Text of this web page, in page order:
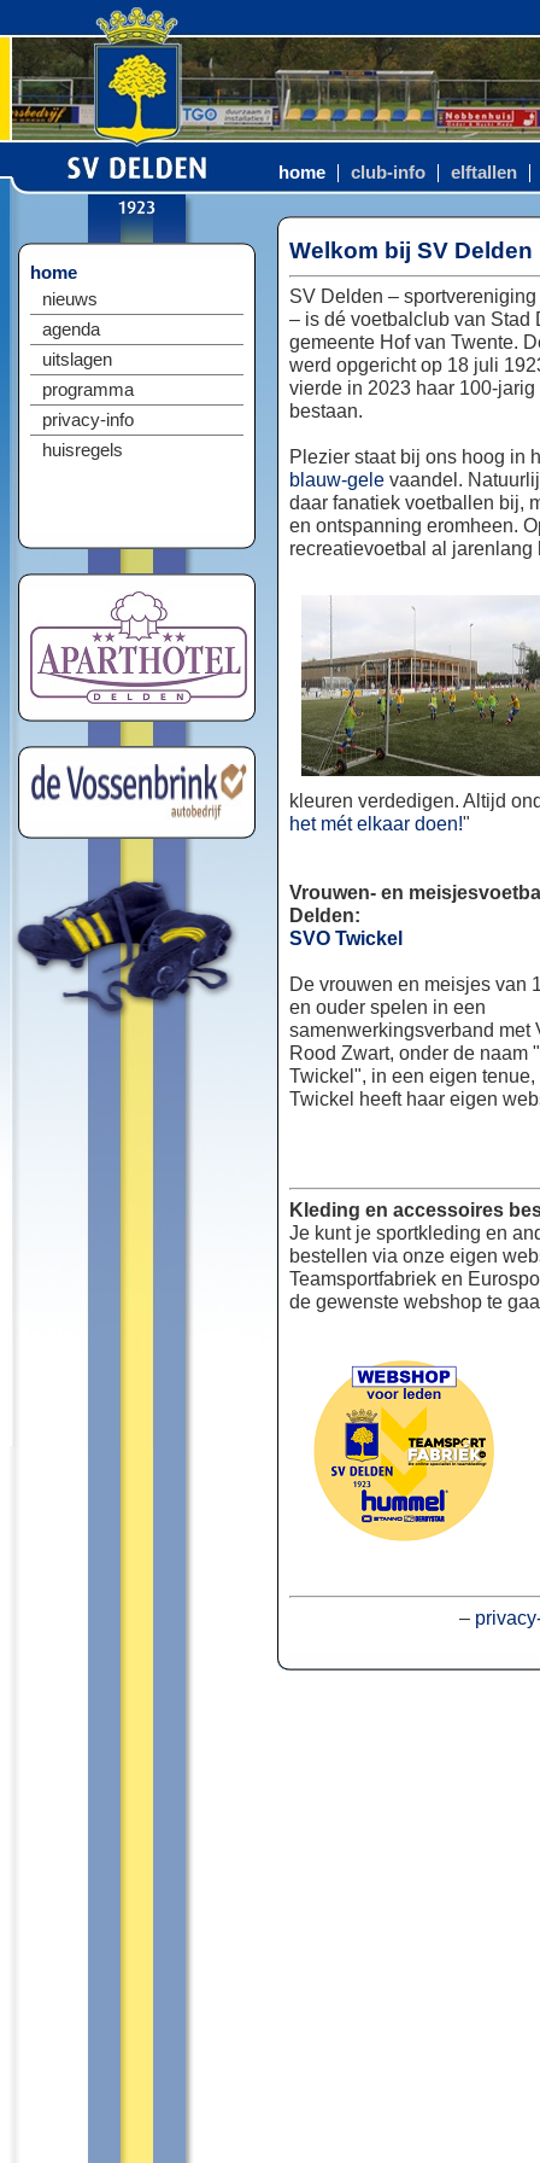
home club-info elftallen
home
nieuws
agenda
uitslagen
programma
privacy-info
huisregels
Welkom bij SV Delden
SV Delden –
– is dé voetbalclub van Stad
gemeente Hof van Twente.
werd opgericht op 18 juli
vierde in 2023 haar 100-jarig
bestaan.
Plezier staat bij ons hoog in
blauw-gele vaandel.
daar fanatiek voetballen bij,
en ontspanning eromheen.
recreatievoetbal al jarenlang
kleuren verdedigen. Altijd
het mét elkaar doen!"
Vrouwen- en
Delden:
SVO Twickel
De vrouwen en meisjes van
en ouder spelen in een
samenwerkingsverband met
Rood Zwart, onder de naam
Twickel", in een eigen
Twickel heeft haar eigen
Kleding en accessoires
Je kunt je sportkleding en
bestellen via onze eigen
Teamsportfabriek en
de gewenste webshop te
–